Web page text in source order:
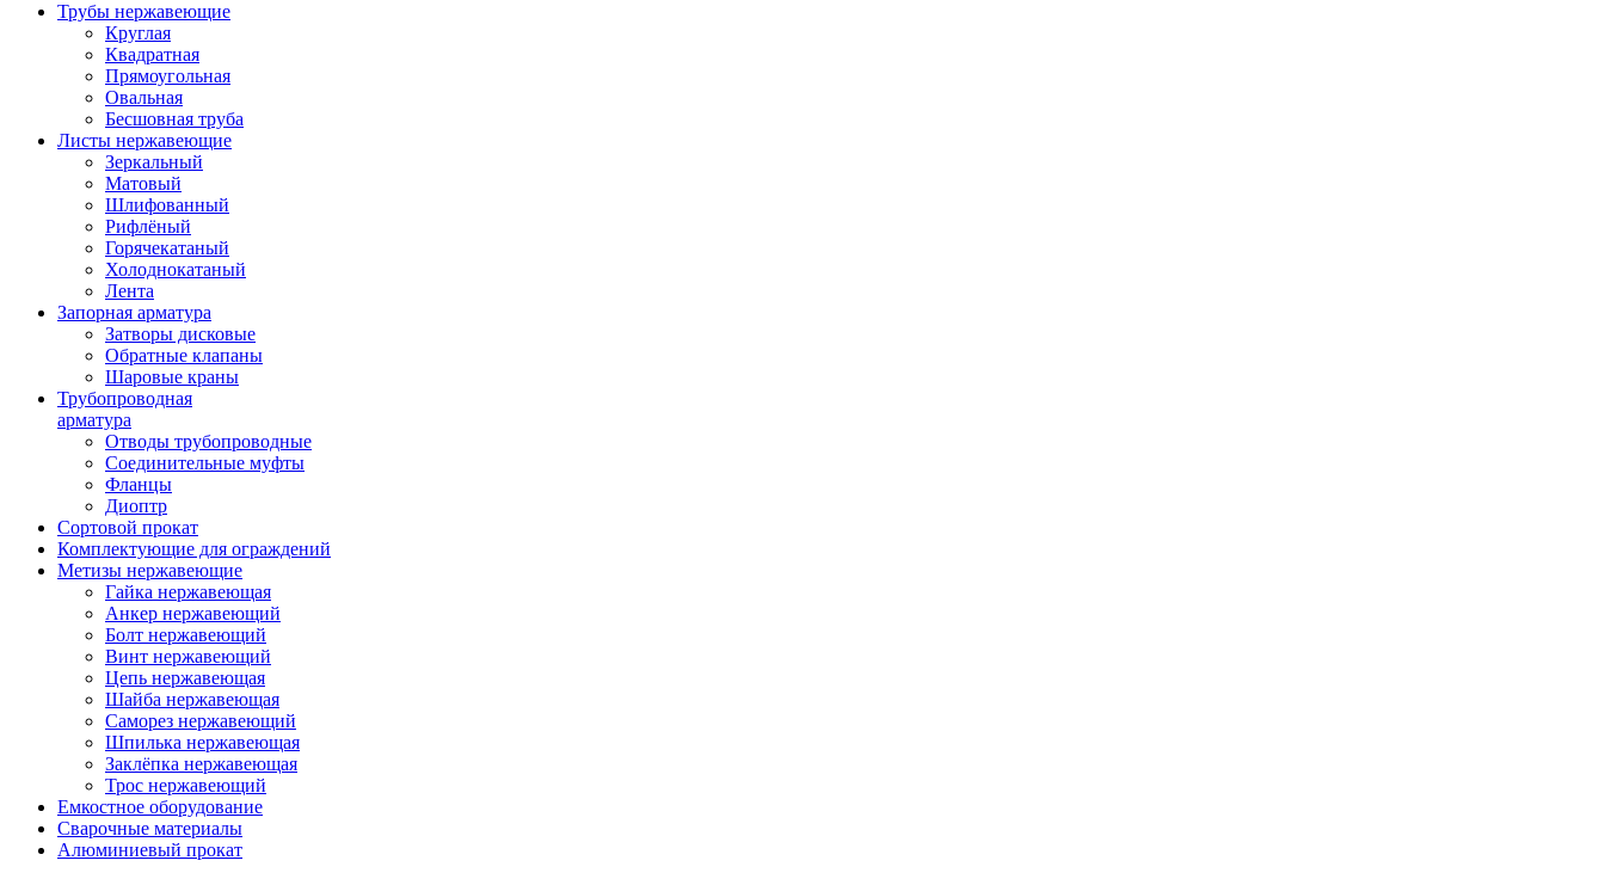
Трубы нержавеющие
Круглая
Квадратная
Прямоугольная
Овальная
Бесшовная труба
Листы нержавеющие
Зеркальный
Матовый
Шлифованный
Рифлёный
Горячекатаный
Холоднокатаный
Лента
Запорная арматура
Затворы дисковые
Обратные клапаны
Шаровые краны
Трубопроводная
арматура
Отводы трубопроводные
Соединительные муфты
Фланцы
Диоптр
Сортовой прокат
Комплектующие для ограждений
Метизы нержавеющие
Гайка нержавеющая
Анкер нержавеющий
Болт нержавеющий
Винт нержавеющий
Цепь нержавеющая
Шайба нержавеющая
Саморез нержавеющий
Шпилька нержавеющая
Заклёпка нержавеющая
Трос нержавеющий
Емкостное оборудование
Сварочные материалы
Алюминиевый прокат